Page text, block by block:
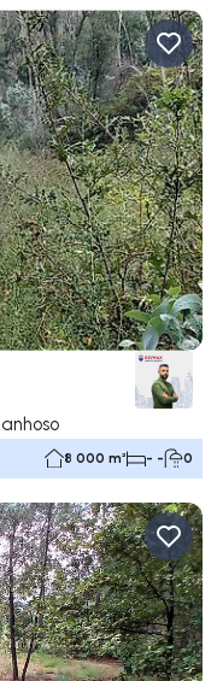
8 000 m² - - 0